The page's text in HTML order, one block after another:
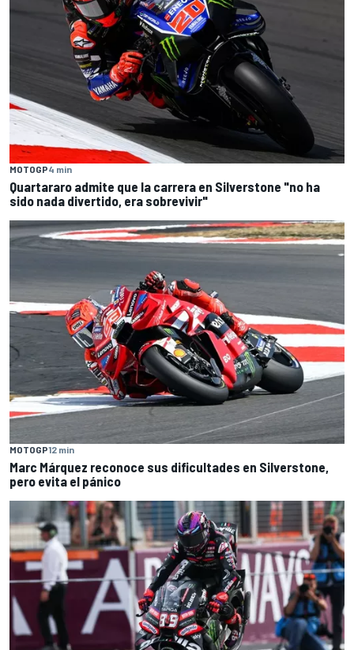
MOTOGP4 min
Quartararo admite que la carrera en Silverstone "no ha
sido nada divertido, era sobrevivir"
MOTOGP12 min
Marc Márquez reconoce sus dificultades en Silverstone,
pero evita el pánico